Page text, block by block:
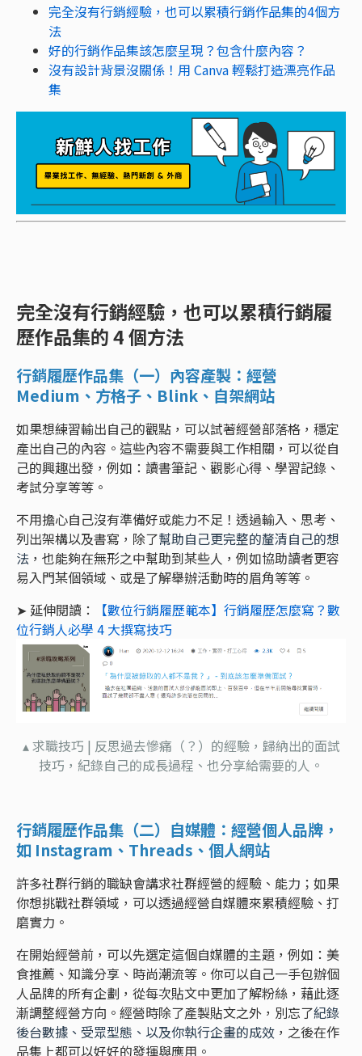
完全沒有行銷經驗，也可以累積行銷作品集的4個方
法
好的行銷作品集該怎麼呈現？包含什麼內容？
沒有設計背景沒關係！用 Canva 輕鬆打造漂亮作品
集
完全沒有行銷經驗，也可以累積行銷履
歷作品集的 4 個方法
行銷履歷作品集（一）內容產製：經營
Medium、方格子、Blink、自架網站
如果想練習輸出自己的觀點，可以試著經營部落格，穩定
產出自己的內容。這些內容不需要與工作相關，可以從自
己的興趣出發，例如：讀書筆記、觀影心得、學習記錄、
考試分享等等。
不用擔心自己沒有準備好或能力不足！透過輸入、思考、
列出架構以及書寫，除了幫助自己更完整的釐清自己的想
法 ，也能夠在無形之中幫助到某些人，例如協助讀者更容
易入門某個領域、或是了解舉辦活動時的眉角等等。
➤ 延伸閱讀：
【數位行銷履歷範本】行銷履歷怎麼寫？數
位行銷人必學 4 大撰寫技巧
▴ 求職技巧 | 反思過去慘痛（？）的經驗，歸納出的面試
技巧，紀錄自己的成長過程、也分享給需要的人。
行銷履歷作品集（二）自媒體：經營個人品牌，
如 Instagram、Threads、個人網站
許多社群行銷的職缺會講求社群經營的經驗、能力；如果
你想挑戰社群領域，可以透過經營自媒體來累積經驗、打
磨實力。
在開始經營前，可以先選定這個自媒體的主題，例如：美
食推薦、知識分享、時尚潮流等。你可以自己一手包辦個
人品牌的所有企劃，從每次貼文中更加了解粉絲，藉此逐
漸調整經營方向。經營時除了產製貼文之外，別忘了紀錄
後台數據、受眾型態、以及你執行企畫的成效 ，之後在作
品集上都可以好好的發揮與應用。